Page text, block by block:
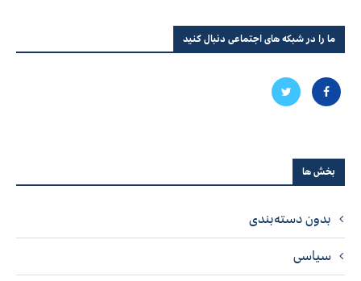
ما را در شبکه های اجتماعی دنبال کنید
بخش ها
بدون دسته‌بندی
سیاسی